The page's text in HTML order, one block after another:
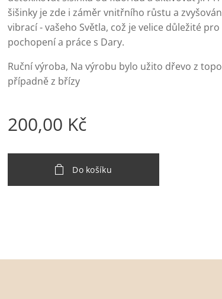
šišinky je zde i záměr vnitřního růstu a
vibrací - vašeho Světla, což je velice důležité pro
pochopení a práce s Dary.
Ruční výroba, Na výrobu bylo užito dřevo z
případně z břízy
200,00 Kč
Do košíku